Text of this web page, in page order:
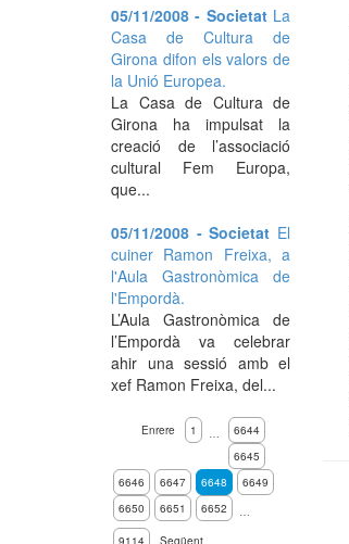
05/11/2008 - Societat La
Casa de Cultura de
Girona difon els valors de
la Unió Europea.
La Casa de Cultura de
Girona ha impulsat la
creació de l’associació
cultural Fem Europa,
que...
05/11/2008 - Societat El
cuiner Ramon Freixa, a
l'Aula Gastronòmica de
l'Empordà.
L’Aula Gastronòmica de
l’Empordà va celebrar
ahir una sessió amb el
xef Ramon Freixa, del...
Enrere 1 …
6644
6645
6646
6647 6648
6649
6650
6651 6652
…
9114
Següent